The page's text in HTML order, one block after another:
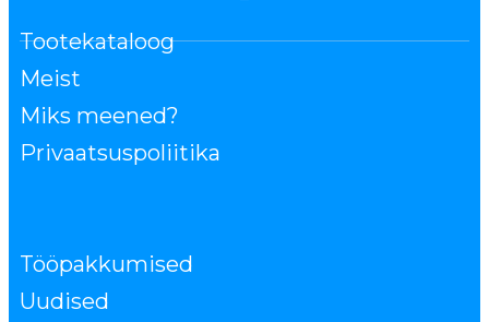
Tootekataloog
Meist
Miks meened?
Privaatsuspoliitika
Tööpakkumised
Uudised